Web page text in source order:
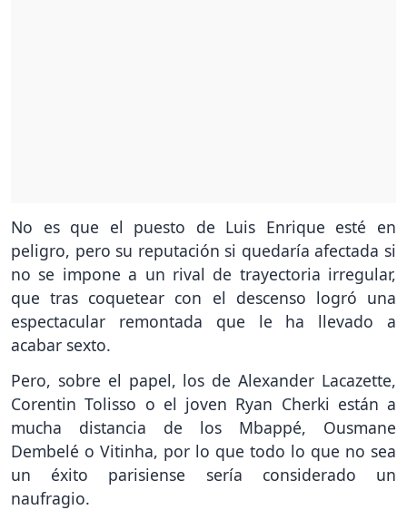
No es que el puesto de Luis Enrique esté en
peligro, pero su reputación si quedaría afectada si
no se impone a un rival de trayectoria irregular,
que tras coquetear con el descenso logró una
espectacular remontada que le ha llevado a
acabar sexto.
Pero, sobre el papel, los de Alexander Lacazette,
Corentin Tolisso o el joven Ryan Cherki están a
mucha distancia de los Mbappé, Ousmane
Dembelé o Vitinha, por lo que todo lo que no sea
un éxito parisiense sería considerado un
naufragio.